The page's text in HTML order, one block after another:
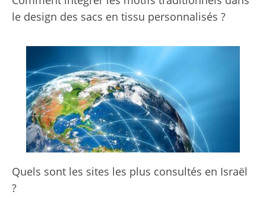
le design des sacs en tissu personnalisés ?
Quels sont les sites les plus consultés en Israël
?